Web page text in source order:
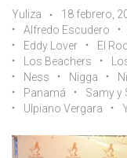
Yuliza 18 febrero,
Alfredo Escudero
Eddy Lover
El
Los Beachers
Ness
Nigga
Panamá
Samy y
Ulpiano Vergara